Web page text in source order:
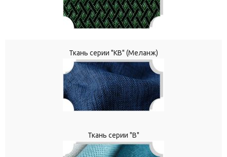
Ткань серии "КВ" (Меланж)
Ткань серии "В"